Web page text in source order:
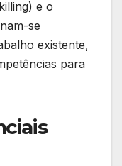
e o
se
existente,
para